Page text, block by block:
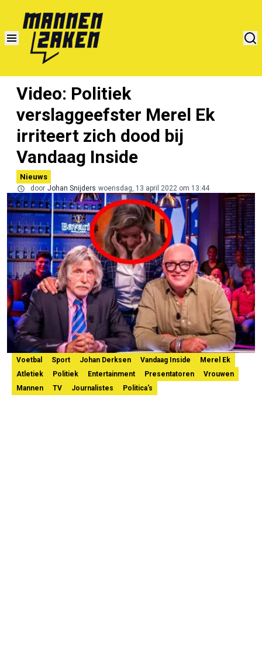
Video: Politiek
verslaggeefster Merel Ek
irriteert zich dood bij
Vandaag Inside
Nieuws
door Johan Snijders woensdag, 13 april 2022 om 13:44
Voetbal Sport Johan Derksen Vandaag Inside
Merel Ek
Atletiek
Politiek Entertainment Presentatoren
Vrouwen
Mannen
TV Journalistes Politica's